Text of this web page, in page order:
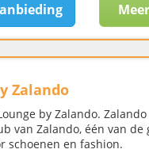
Zalando
by Zalando.
van Zalando, één van de
schoenen en fashion.